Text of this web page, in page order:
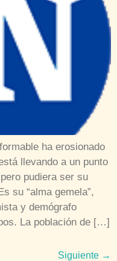
ha erosionado
llevando a un punto
pudiera ser su
su “alma gemela”,
y demógrafo
La población de […]
Siguiente →